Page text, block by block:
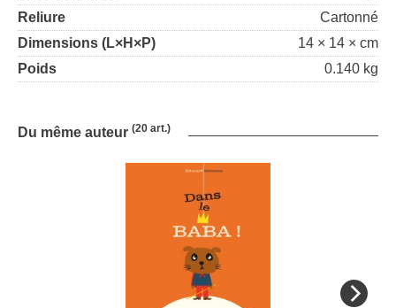
Reliure
Cartonné
Dimensions (L×H×P)
14 × 14 × cm
Poids
0.140 kg
Du même auteur (20 art.)